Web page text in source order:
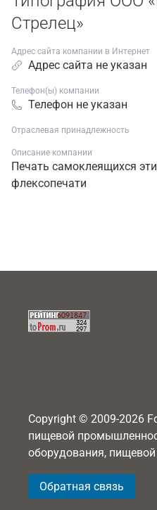
Стрелец»
Адрес сайта компании в Интернет
Адрес сайта не указан
Телефон(ы) компании
Телефон не указан
Отраслевая принадлежность
Описание компании
Печать самоклеящихся
флексопечати
Copyright © 2009-2026
пищевой
оборудования,
Обратная связь